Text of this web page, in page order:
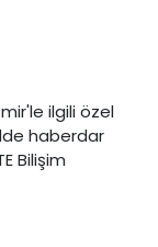
ilgili özel
haberdar
Bilişim